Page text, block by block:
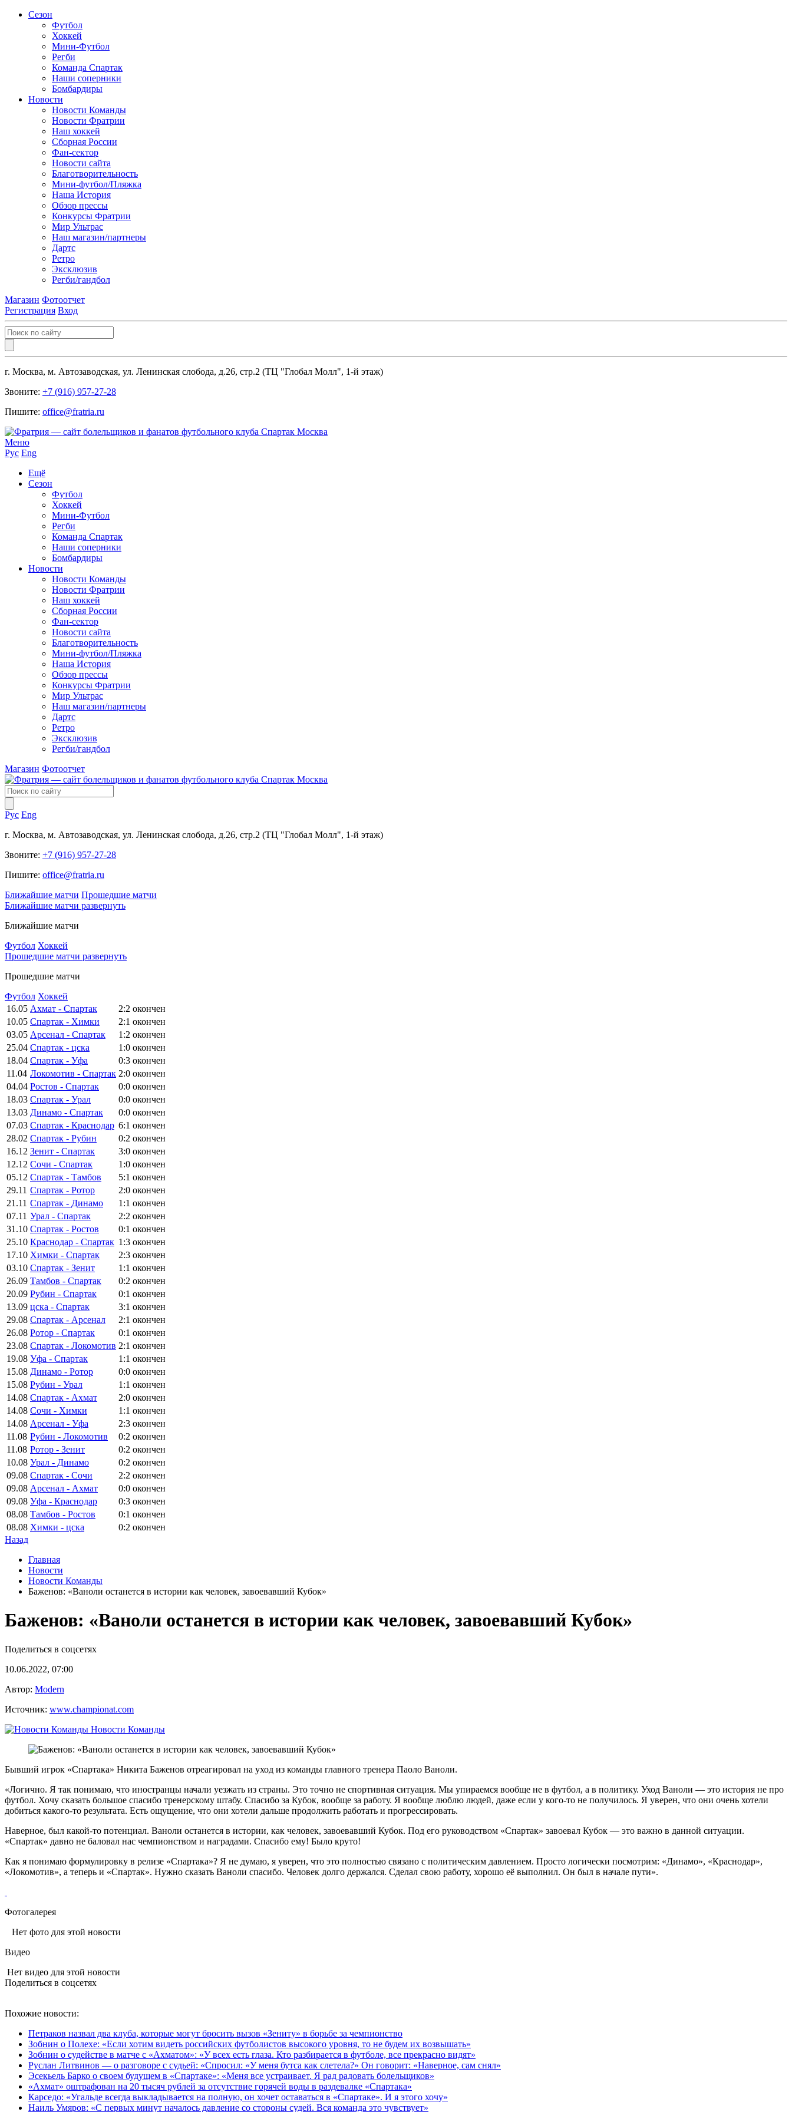
Сезон
Футбол
Хоккей
Мини-Футбол
Регби
Команда Спартак
Наши соперники
Бомбардиры
Новости
Новости Команды
Новости Фратрии
Наш хоккей
Сборная России
Фан-cектор
Новости сайта
Благотворительность
Мини-футбол/Пляжка
Наша История
Обзор прессы
Конкурсы Фратрии
Мир Ультрас
Наш магазин/партнеры
Дартс
Ретро
Эксклюзив
Регби/гандбол
Магазин Фотоотчет
Регистрация Вход
г. Москва, м. Автозаводская, ул. Ленинская слобода, д.26, стр.2 (ТЦ "Глобал Молл", 1-й этаж)
Звоните: +7 (916) 957-27-28
Пишите: office@fratria.ru
Меню
Рус Eng
Ещё
Сезон
Футбол
Хоккей
Мини-Футбол
Регби
Команда Спартак
Наши соперники
Бомбардиры
Новости
Новости Команды
Новости Фратрии
Наш хоккей
Сборная России
Фан-cектор
Новости сайта
Благотворительность
Мини-футбол/Пляжка
Наша История
Обзор прессы
Конкурсы Фратрии
Мир Ультрас
Наш магазин/партнеры
Дартс
Ретро
Эксклюзив
Регби/гандбол
Магазин Фотоотчет
Рус Eng
г. Москва, м. Автозаводская, ул. Ленинская слобода, д.26, стр.2 (ТЦ "Глобал Молл", 1-й этаж)
Звоните: +7 (916) 957-27-28
Пишите: office@fratria.ru
Ближайшие матчи Прошедшие матчи
Ближайшие матчи развернуть
Ближайшие матчи
Футбол Хоккей
Прошедшие матчи развернуть
Прошедшие матчи
Футбол Хоккей
16.05 Ахмат - Спартак 2:2 окончен
10.05 Спартак - Химки 2:1 окончен
03.05 Арсенал - Спартак 1:2 окончен
25.04 Спартак - цска 1:0 окончен
18.04 Спартак - Уфа 0:3 окончен
11.04 Локомотив - Спартак 2:0 окончен
04.04 Ростов - Спартак 0:0 окончен
18.03 Спартак - Урал 0:0 окончен
13.03 Динамо - Спартак 0:0 окончен
07.03 Спартак - Краснодар 6:1 окончен
28.02 Спартак - Рубин 0:2 окончен
16.12 Зенит - Спартак 3:0 окончен
12.12 Сочи - Спартак 1:0 окончен
05.12 Спартак - Тамбов 5:1 окончен
29.11 Спартак - Ротор 2:0 окончен
21.11 Спартак - Динамо 1:1 окончен
07.11 Урал - Спартак 2:2 окончен
31.10 Спартак - Ростов 0:1 окончен
25.10 Краснодар - Спартак 1:3 окончен
17.10 Химки - Спартак 2:3 окончен
03.10 Спартак - Зенит 1:1 окончен
26.09 Тамбов - Спартак 0:2 окончен
20.09 Рубин - Спартак 0:1 окончен
13.09 цска - Спартак 3:1 окончен
29.08 Спартак - Арсенал 2:1 окончен
26.08 Ротор - Спартак 0:1 окончен
23.08 Спартак - Локомотив 2:1 окончен
19.08 Уфа - Спартак 1:1 окончен
15.08 Динамо - Ротор 0:0 окончен
15.08 Рубин - Урал 1:1 окончен
14.08 Спартак - Ахмат 2:0 окончен
14.08 Сочи - Химки 1:1 окончен
14.08 Арсенал - Уфа 2:3 окончен
11.08 Рубин - Локомотив 0:2 окончен
11.08 Ротор - Зенит 0:2 окончен
10.08 Урал - Динамо 0:2 окончен
09.08 Спартак - Сочи 2:2 окончен
09.08 Арсенал - Ахмат 0:0 окончен
09.08 Уфа - Краснодар 0:3 окончен
08.08 Тамбов - Ростов 0:1 окончен
08.08 Химки - цска 0:2 окончен
Назад
Главная
Новости
Новости Команды
Баженов: «Ваноли останется в истории как человек, завоевавший Кубок»
Баженов: «Ваноли останется в истории как человек, завоевавший Кубок»
Поделиться в соцсетях
10.06.2022, 07:00
Автор: Modern
Источник: www.championat.com
Новости Команды
Бывший игрок «Спартака» Никита Баженов отреагировал на уход из команды главного тренера Паоло Ваноли.
«Логично. Я так понимаю, что иностранцы начали уезжать из страны. Это точно не спортивная ситуация. Мы упираемся вообще не в футбол, а в политику. Уход Ваноли — это история не про
футбол. Хочу сказать большое спасибо тренерскому штабу. Спасибо за Кубок, вообще за работу. Я вообще люблю людей, даже если у кого-то не получилось. Я уверен, что они очень хотели
добиться какого-то результата. Есть ощущение, что они хотели дальше продолжить работать и прогрессировать.
Наверное, был какой-то потенциал. Ваноли останется в истории, как человек, завоевавший Кубок. Под его руководством «Спартак» завоевал Кубок — это важно в данной ситуации.
«Спартак» давно не баловал нас чемпионством и наградами. Спасибо ему! Было круто!
Как я понимаю формулировку в релизе «Спартака»? Я не думаю, я уверен, что это полностью связано с политическим давлением. Просто логически посмотрим: «Динамо», «Краснодар»,
«Локомотив», а теперь и «Спартак». Нужно сказать Ваноли спасибо. Человек долго держался. Сделал свою работу, хорошо её выполнил. Он был в начале пути».
Фотогалерея
Нет фото для этой новости
Видео
Нет видео для этой новости
Поделиться в соцсетях
Похожие новости:
Петраков назвал два клуба, которые могут бросить вызов «Зениту» в борьбе за чемпионство
Зобнин о Полехе: «Если хотим видеть российских футболистов высокого уровня, то не будем их возвышать»
Зобнин о судействе в матче с «Ахматом»: «У всех есть глаза. Кто разбирается в футболе, все прекрасно видят»
Руслан Литвинов — о разговоре с судьей: «Спросил: «У меня бутса как слетела?» Он говорит: «Наверное, сам снял»
Эсекьель Барко о своем будущем в «Спартаке»: «Меня все устраивает. Я рад радовать болельщиков»
«Ахмат» оштрафован на 20 тысяч рублей за отсутствие горячей воды в раздевалке «Спартака»
Карседо: «Угальде всегда выкладывается на полную, он хочет оставаться в «Спартаке». И я этого хочу»
Наиль Умяров: «С первых минут началось давление со стороны судей. Вся команда это чувствует»